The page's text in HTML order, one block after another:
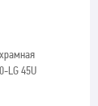
LG 45U